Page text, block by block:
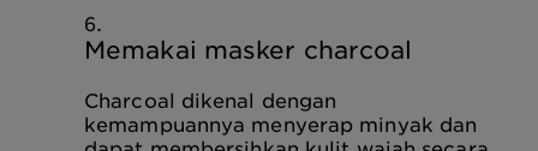
Memakai masker charcoal
Charcoal dikenal dengan
kemampuannya menyerap minyak dan